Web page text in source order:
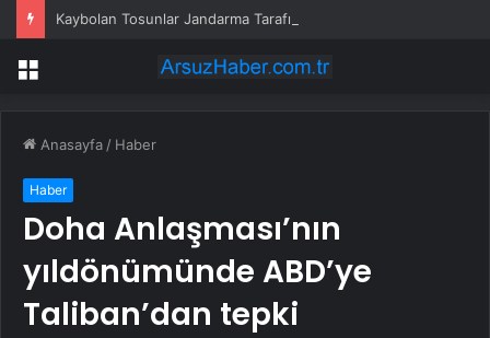
Kaybolan Tosunlar Jandarma Tarafından Bulundu
Menü
Anasayfa / Haber
Haber
Doha Anlaşması’nın
yıldönümünde ABD’ye
Taliban’dan tepki